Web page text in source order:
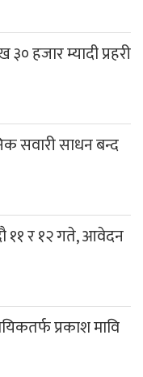
हजार म्यादी प्रहरी
सवारी साधन बन्द
११ र १२ गते, आवेदन
प्रकाश मावि